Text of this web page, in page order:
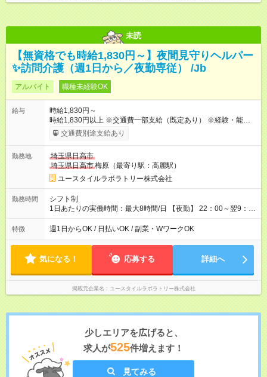
未読
【無資格でも時給1,830円～】夜間見守りヘルパー
✨訪問介護（週1日から／夜勤専従） /Jb
アルバイト 職種未経験OK
給与
時給1,830円～
時給1,830円以上 ※交通費一部支給（既定あり） ※経験・能力を
考慮して決定します 【収入例】 週1回勤務の場合：1,830円×8時
間×4回=5万8,560円 週3回勤務の場合：1,830円×8時間×12回
月 ※ 雇用形態と給与に、本採用時と異なる部分があります。 雇
用形態：本採用時と同じです。 給与：時給 1,580円以上
交通費別途支給あり
勤務地
埼玉県日高市
埼玉県日高市梅原（最寄り駅：高麗駅）
ユースタイルラボラトリー株式会社
勤務時間
シフト制
1日あたりの実働時間：最大8時間/日 【夜勤】 22：00～翌9：
00 ※週1日～OK ／ 夜勤専従 ＊＊ 勤務時間例 ＊＊ ■22時か
ら翌7時 ■23時から翌8時 ■24時から翌9時 など ※上記の時間
ます。 ※曜日固定（毎週同じ曜日での勤務となります）
特徴 週1日からOK / 日払いOK / 副業・WワークOK
気になる！ 応募する 詳細へ
掲載元企業名 ユースタイルラボラトリー株式会社
少しエリアを広げると、
求人が525件増えます！
見てみる